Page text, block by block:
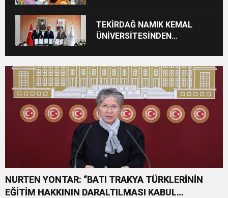
TEKİRDAĞ NAMIK KEMAL
ÜNİVERSİTESİNDEN
NURTEN YONTAR: “BATI TRAKYA TÜRKLERİNİN
EĞİTİM HAKKININ DARALTILMASI KABUL